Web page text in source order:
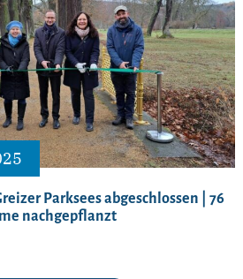
Parksees abgeschlossen | 76
nachgepflanzt